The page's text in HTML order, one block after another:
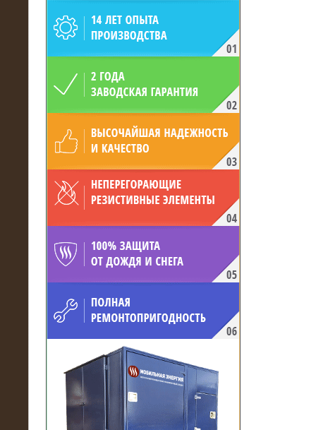
произведён высоковольтный
нагрузочный комплекс 24 МВт с
напряжением 6/10 кВ
15.04.2017
Нагрузочный комплекс 16 МВт с